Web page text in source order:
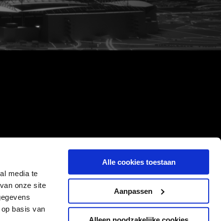
media te
onze site
basis van
Alle cookies toestaan
Aanpassen